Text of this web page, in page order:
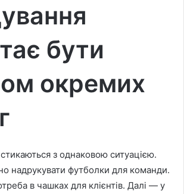
бути
окремих
з однаковою ситуацією.
надрукувати футболки для команди.
в чашках для клієнтів. Далі — у